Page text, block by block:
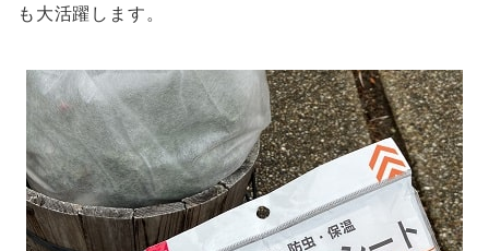
も大活躍します。